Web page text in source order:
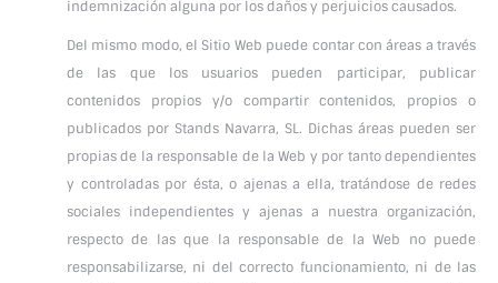
indemnización alguna por los daños y perjuicios causados.
Del mismo modo, el Sitio Web puede contar con áreas a través
de las que los usuarios pueden participar, publicar
contenidos propios y/o compartir contenidos, propios o
publicados por Stands Navarra, SL. Dichas áreas pueden ser
propias de la responsable de la Web y por tanto dependientes
y controladas por ésta, o ajenas a ella, tratándose de redes
sociales independientes y ajenas a nuestra organización,
respecto de las que la responsable de la Web no puede
responsabilizarse, ni del correcto funcionamiento, ni de las